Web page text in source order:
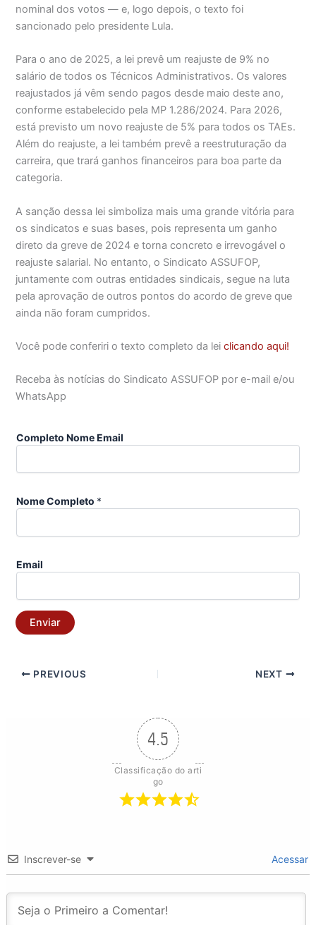
nominal dos votos — e, logo depois, o texto foi
sancionado pelo presidente Lula.
Para o ano de 2025, a lei prevê um reajuste de 9% no
salário de todos os Técnicos Administrativos. Os valores
reajustados já vêm sendo pagos desde maio deste ano,
conforme estabelecido pela MP 1.286/2024. Para 2026,
está previsto um novo reajuste de 5% para todos os TAEs.
Além do reajuste, a lei também prevê a reestruturação da
carreira, que trará ganhos financeiros para boa parte da
categoria.
A sanção dessa lei simboliza mais uma grande vitória para
os sindicatos e suas bases, pois representa um ganho
direto da greve de 2024 e torna concreto e irrevogável o
reajuste salarial. No entanto, o Sindicato ASSUFOP,
juntamente com outras entidades sindicais, segue na luta
pela aprovação de outros pontos do acordo de greve que
ainda não foram cumpridos.
Você pode conferiri o texto completo da leiclicando aqui!
Receba às notícias do Sindicato ASSUFOP por e-mail e/ou
WhatsApp
Completo Nome Email
Nome Completo *
Email
Enviar
PREVIOUS NEXT
4.5
Classificação do arti
go
Inscrever-se Acessar